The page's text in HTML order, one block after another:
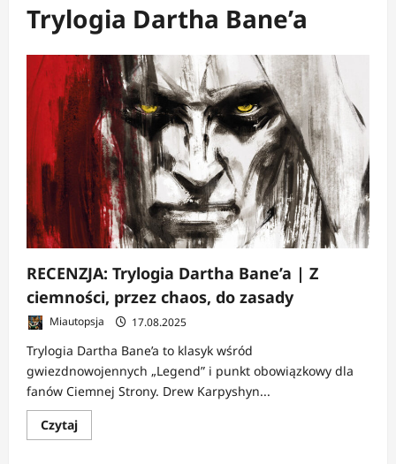
Trylogia Dartha Bane’a
RECENZJA: Trylogia Dartha Bane’a | Z
ciemności, przez chaos, do zasady
Miautopsja 17.08.2025
Trylogia Dartha Bane’a to klasyk wśród
gwiezdnowojennych „Legend” i punkt obowiązkowy dla
fanów Ciemnej Strony. Drew Karpyshyn...
CzytajDowiedz
się